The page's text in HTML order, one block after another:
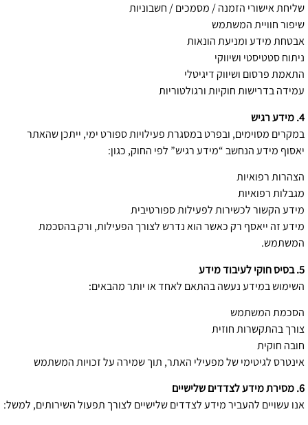
שליחת אישורי הזמנה / מסמכים / חשבוניות
שיפור חוויית המשתמש
אבטחת מידע ומניעת הונאות
ניתוח סטטיסטי ושיווקי
התאמת פרסום ושיווק דיגיטלי
עמידה בדרישות חוקיות ורגולטוריות
4. מידע רגיש
במקרים מסוימים, ובפרט במסגרת פעילויות ספורט ימי, ייתכן שהאתר
יאסוף מידע הנחשב “מידע רגיש” לפי החוק, כגון:
הצהרות רפואיות
מגבלות רפואיות
מידע הקשור לכשירות לפעילות ספורטיבית
מידע זה ייאסף רק כאשר הוא נדרש לצורך הפעילות, ורק בהסכמת
המשתמש.
5. בסיס חוקי לעיבוד מידע
השימוש במידע נעשה בהתאם לאחד או יותר מהבאים:
הסכמת המשתמש
צורך בהתקשרות חוזית
חובה חוקית
אינטרס לגיטימי של מפעילי האתר, תוך שמירה על זכויות המשתמש
6. מסירת מידע לצדדים שלישיים
אנו עשויים להעביר מידע לצדדים שלישיים לצורך תפעול השירותים, למשל: